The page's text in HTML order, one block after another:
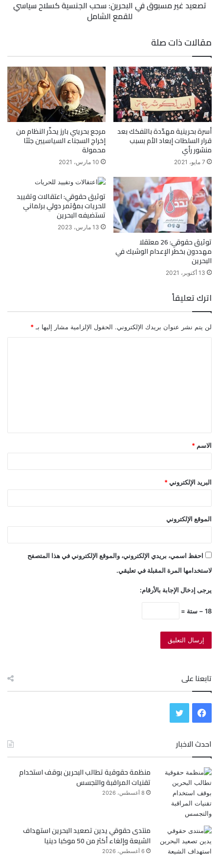
تصعيد غير مسبوق في البحرين: سحب الجنسية كسلاح سياسي
للقمع الشامل
مقالات ذات صلة
أسرة بحرينية مهدّدة بالتفكك بعد
قرار السلطات إبعاد الأم بسبب
منشور رأي
7 مايو، 2021
مرجع بحريني بارز يحذّر النظام من
إخراج السجناء السياسيين جثثا
محمولة
10 مارس، 2021
توثيق حقوقي: 26 معتقلا
مهددون بخطر الإعدام الوشيك في
البحرين
13 أكتوبر، 2021
توثيق حقوقي: اعتقالات وتقييد
للحريات بمؤتمر دولي برلماني
تستضيفه البحرين
13 مارس، 2023
اترك تعليقاً
لن يتم نشر عنوان بريدك الإلكتروني. الحقول الإلزامية مشار إليها بـ *
ق
*
الاسم *
البريد الإلكتروني *
الموقع الإلكتروني
احفظ اسمي، بريدي الإلكتروني، والموقع الإلكتروني في هذا المتصفح
لاستخدامها المرة المقبلة في تعليقي.
يرجى إدخال الإجابة بالأرقام:
18 − ستة =
تابعنا على
ب
و
ت
ر
احدث الاخبار
منظمة حقوقية تطالب البحرين بوقف استخدام
تقنيات المراقبة والتجسس
8 أغسطس، 2026
منتدى حقوقي يدين تصعيد البحرين استهداف
الشيعة وإلغاء أكثر من 50 موكبا دينيا
6 أغسطس، 2026